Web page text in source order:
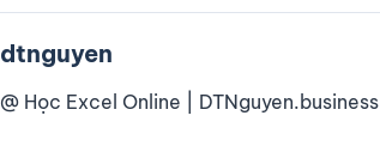
dtnguyen
@ Học Excel Online | DTNguyen.business